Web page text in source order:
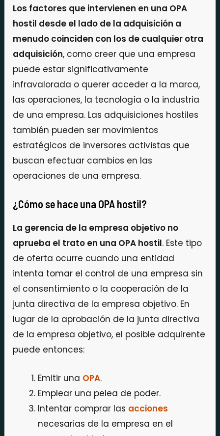
Los factores que intervienen en una OPA
hostil desde el lado de la adquisición a
menudo coinciden con los de cualquier otra
adquisición, como creer que una empresa
puede estar significativamente
infravalorada o querer acceder a la marca,
las operaciones, la tecnología o la industria
de una empresa. Las adquisiciones hostiles
también pueden ser movimientos
estratégicos de inversores activistas que
buscan efectuar cambios en las
operaciones de una empresa.
¿Cómo se hace una OPA hostil?
La gerencia de la empresa objetivo no
aprueba el trato en una OPA hostil. Este tipo
de oferta ocurre cuando una entidad
intenta tomar el control de una empresa sin
el consentimiento o la cooperación de la
junta directiva de la empresa objetivo. En
lugar de la aprobación de la junta directiva
de la empresa objetivo, el posible adquirente
puede entonces:
Emitir una OPA.
Emplear una pelea de poder.
Intentar comprar las acciones
necesarias de la empresa en el